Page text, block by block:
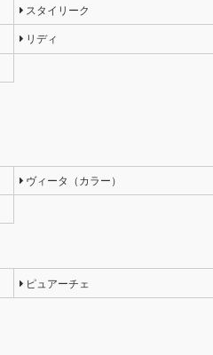
スタイリーク
リディ
ヴィータ（カラー）
ピュアーチェ